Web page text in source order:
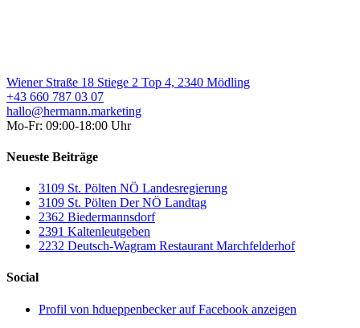
Wiener Straße 18 Stiege 2 Top 4, 2340 Mödling
+43 660 787 03 07
hallo@hermann.marketing
Mo-Fr: 09:00-18:00 Uhr
Neueste Beiträge
3109 St. Pölten NÖ Landesregierung
3109 St. Pölten Der NÖ Landtag
2362 Biedermannsdorf
2391 Kaltenleutgeben
2232 Deutsch-Wagram Restaurant Marchfelderhof
Social
Profil von hdueppenbecker auf Facebook anzeigen